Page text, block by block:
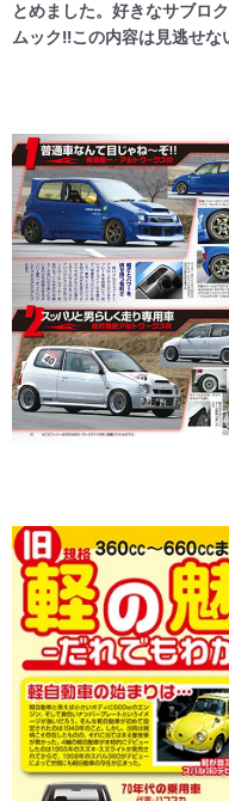
とめました。好きなサブロ
ムック!!この内容は見逃せな